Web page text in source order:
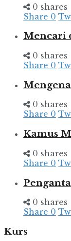
0 shares
Share 0
Mencari
0 shares
Share 0
0 shares
Share 0
Kamus
0 shares
Share 0
0 shares
Share 0
Kurs